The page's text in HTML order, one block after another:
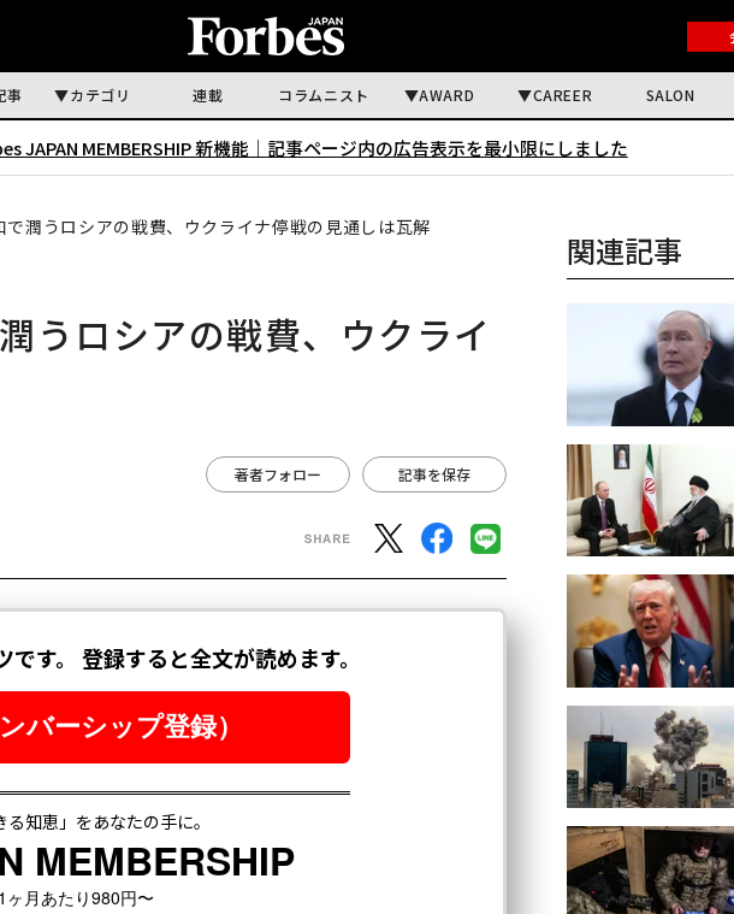
事 カテゴリ 連載 コラムニスト AWARD CAREER SALON
JAPAN MEMBERSHIP 新機能｜ 記事ページ内の広告表示を最小限にしました
潤うロシアの戦費、ウクライナ停戦の見通しは瓦解
うロシアの戦費、ウクライ
著者フォロー 記事を保存
関連記事